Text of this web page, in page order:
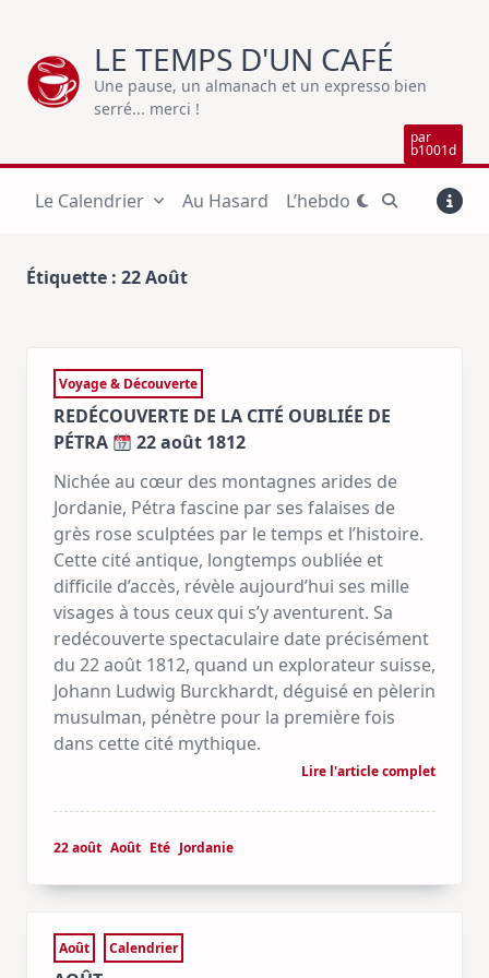
content
LE TEMPS D'UN CAFÉ
Une pause, un almanach et un expresso bien
serré... merci !
par
b1001d
Le Calendrier Au Hasard L’hebdo
Étiquette : 22 Août
Voyage & Découverte
REDÉCOUVERTE DE LA CITÉ OUBLIÉE DE
PÉTRA
22 août 1812
Nichée au cœur des montagnes arides de
Jordanie, Pétra fascine par ses falaises de
grès rose sculptées par le temps et l’histoire.
Cette cité antique, longtemps oubliée et
difficile d’accès, révèle aujourd’hui ses mille
visages à tous ceux qui s’y aventurent. Sa
redécouverte spectaculaire date précisément
du 22 août 1812, quand un explorateur suisse,
Johann Ludwig Burckhardt, déguisé en pèlerin
musulman, pénètre pour la première fois
dans cette cité mythique.
Lire l'article complet
22 août Août Eté Jordanie
Août Calendrier